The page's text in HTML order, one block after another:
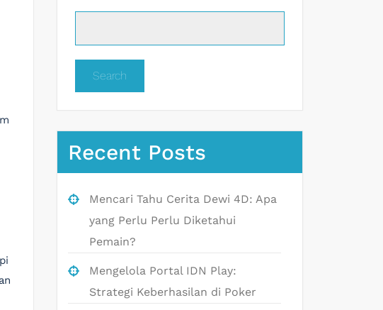
Search
Recent Posts
Mencari Tahu Cerita Dewi 4D: Apa
yang Perlu Perlu Diketahui
Pemain?
Mengelola Portal IDN Play:
Strategi Keberhasilan di Poker